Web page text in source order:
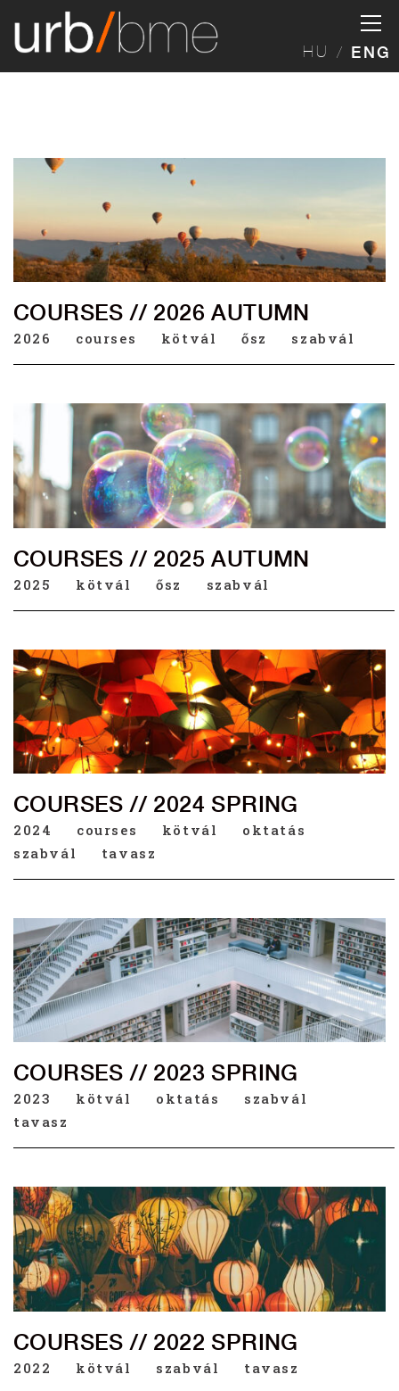
HU ENG
COURSES // 2026 AUTUMN
2026 courses kötvál ősz szabvál
COURSES // 2025 AUTUMN
2025 kötvál ősz szabvál
COURSES // 2024 SPRING
2024 courses kötvál
oktatás
szabvál
tavasz
COURSES // 2023 SPRING
2023 kötvál oktatás
szabvál
tavasz
COURSES // 2022 SPRING
2022 kötvál szabvál tavasz